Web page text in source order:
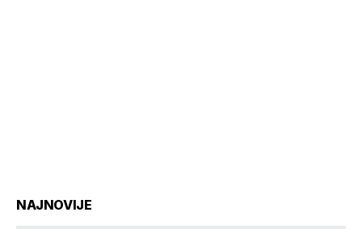
NAJNOVIJE